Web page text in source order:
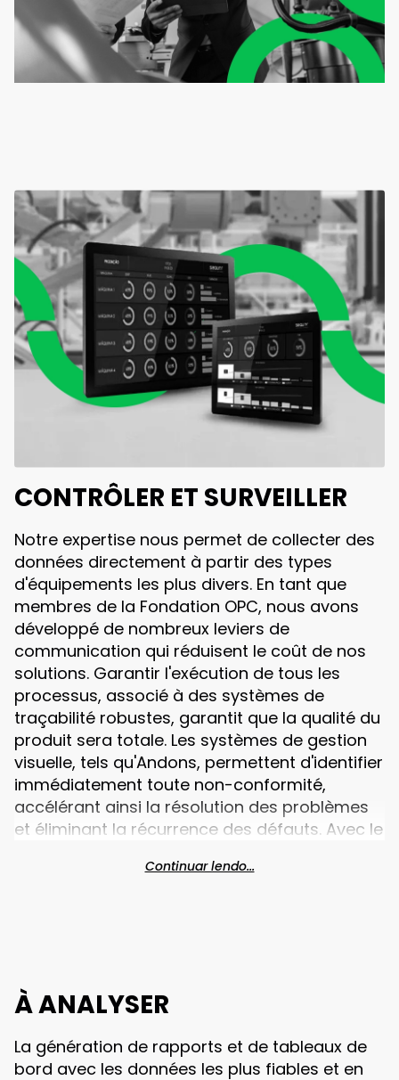
CONTRÔLER ET SURVEILLER
Notre expertise nous permet de collecter des
données directement à partir des types
d'équipements les plus divers. En tant que
membres de la Fondation OPC, nous avons
développé de nombreux leviers de
communication qui réduisent le coût de nos
solutions. Garantir l'exécution de tous les
processus, associé à des systèmes de
traçabilité robustes, garantit que la qualité du
produit sera totale. Les systèmes de gestion
visuelle, tels qu'Andons, permettent d'identifier
immédiatement toute non-conformité,
accélérant ainsi la résolution des problèmes
et éliminant la récurrence des défauts. Avec le
(efficacité globale de l'équipement), il est
Continuar lendo...
À ANALYSER
La génération de rapports et de tableaux de
bord avec les données les plus fiables et en